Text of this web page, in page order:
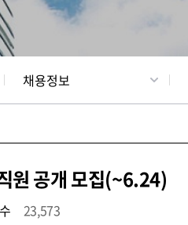
채용정보
원 공개 모집(~6.24)
23,573